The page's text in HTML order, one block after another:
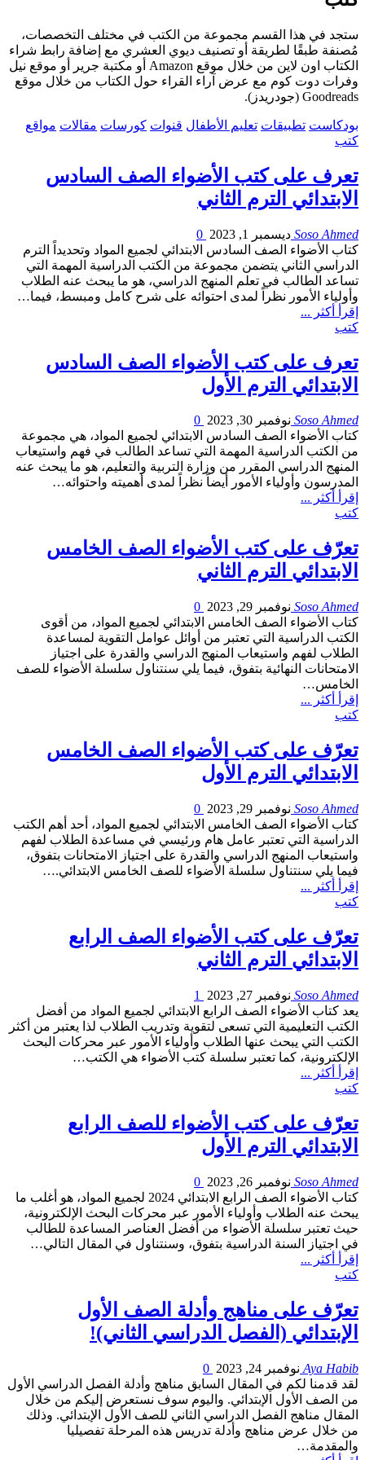
ستجد في هذا القسم مجموعة من الكتب في مختلف التخصصات،
مُصنفة طبقًا لطريقة أو تصنيف ديوي العشري مع إضافة رابط شراء
الكتاب اون لاين من خلال موقع Amazon أو مكتبة جرير أو موقع نيل
وفرات دوت كوم مع عرض آراء القراء حول الكتاب من خلال موقع
Goodreads (جودريدز).
بودكاست تطبيقات تعليم الأطفال قنوات كورسات مقالات مواقع
كتب
تعرف على كتب الأضواء الصف السادس
الابتدائي الترم الثاني
Soso Ahmed ديسمبر 1, 2023
كتاب الأضواء الصف السادس الابتدائي لجميع المواد وتحديداً الترم
الدراسي الثاني يتضمن مجموعة من الكتب الدراسية المهمة التي
تساعد الطالب في تعلم المنهج الدراسي، هو ما يبحث عنه الطلاب
وأولياء الأمور نظراً لمدى احتوائه على شرح كامل ومبسط، فيما…
إقرأ أكثر ...
كتب
تعرف على كتب الأضواء الصف السادس
الابتدائي الترم الأول
Soso Ahmed نوفمبر 30, 2023
كتاب الأضواء الصف السادس الابتدائي لجميع المواد، هي مجموعة
من الكتب الدراسية المهمة التي تساعد الطالب في فهم واستيعاب
المنهج الدراسي المقرر من وزارة التربية والتعليم، هو ما يبحث عنه
المدرسون وأولياء الأمور أيضاً نظراً لمدى أهميته واحتوائه…
إقرأ أكثر ...
كتب
تعرّف على كتب الأضواء الصف الخامس
الابتدائي الترم الثاني
Soso Ahmed نوفمبر 29, 2023
كتاب الأضواء الصف الخامس الابتدائي لجميع المواد، من أقوى
الكتب الدراسية التي تعتبر من أوائل عوامل التقوية لمساعدة
الطلاب لفهم واستيعاب المنهج الدراسي والقدرة على اجتياز
الامتحانات النهائية بتفوق، فيما يلي سنتناول سلسلة الأضواء للصف
الخامس…
إقرأ أكثر ...
كتب
تعرّف على كتب الأضواء الصف الخامس
الابتدائي الترم الأول
Soso Ahmed نوفمبر 29, 2023
كتاب الأضواء الصف الخامس الابتدائي لجميع المواد، أحد أهم الكتب
الدراسية التي تعتبر عامل هام ورئيسي في مساعدة الطلاب لفهم
واستيعاب المنهج الدراسي والقدرة على اجتياز الامتحانات بتفوق،
فيما يلي سنتناول سلسلة الأضواء للصف الخامس الابتدائي.…
إقرأ أكثر ...
كتب
تعرّف على كتب الأضواء الصف الرابع
الابتدائي الترم الثاني
Soso Ahmed نوفمبر 27, 2023
يعد كتاب الأضواء الصف الرابع الابتدائي لجميع المواد من أفضل
الكتب التعليمية التي تسعى لتقوية وتدريب الطلاب لذا يعتبر من أكثر
الكتب التي يبحث عنها الطلاب وأولياء الأمور عبر محركات البحث
الإلكترونية، كما تعتبر سلسلة كتب الأضواء هي الكتب…
إقرأ أكثر ...
كتب
تعرّف على كتب الأضواء للصف الرابع
الابتدائي الترم الأول
Soso Ahmed نوفمبر 26, 2023
كتاب الأضواء الصف الرابع الابتدائي 2024 لجميع المواد، هو أغلب ما
يبحث عنه الطلاب وأولياء الأمور عبر محركات البحث الإلكترونية،
حيث تعتبر سلسلة الأضواء من أفضل العناصر المساعدة للطالب
في اجتياز السنة الدراسية بتفوق، وسنتناول في المقال التالي…
إقرأ أكثر ...
كتب
تعرّف على مناهج وأدلة الصف الأول
الإبتدائي (الفصل الدراسي الثاني)!
Aya Habib نوفمبر 24, 2023
لقد قدمنا لكم في المقال السابق مناهج وأدلة الفصل الدراسي الأول
من الصف الأول الإبتدائي. واليوم سوف نستعرض إليكم من خلال
المقال مناهج الفصل الدراسي الثاني للصف الأول الإبتدائي. وذلك
من خلال عرض مناهج وأدلة تدريس هذه المرحلة تفصيليا
والمقدمة…